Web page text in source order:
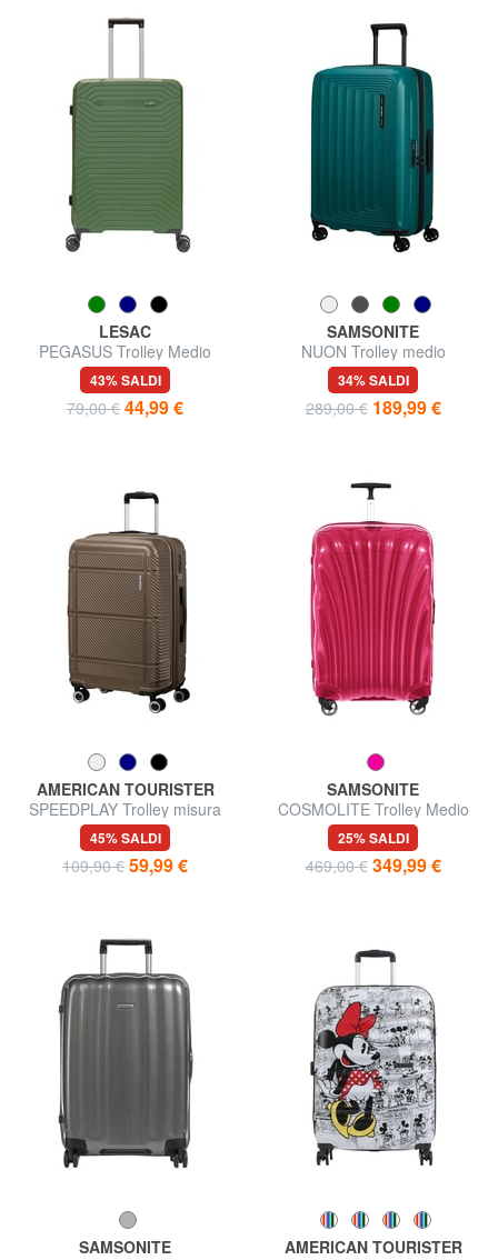
LESAC
PEGASUS Trolley Medio
43% SALDI
79,00 € 44,99 €
SAMSONITE
NUON Trolley medio
espandibile
34% SALDI
289,00 € 189,99 €
AMERICAN TOURISTER
SPEEDPLAY Trolley misura
media
45% SALDI
109,90 € 59,99 €
SAMSONITE
COSMOLITE Trolley Medio
Ultraleggero
25% SALDI
469,00 € 349,99 €
SAMSONITE
AMERICAN TOURISTER